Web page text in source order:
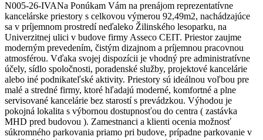
N005-26-IVANa Ponúkam Vám na prenájom reprezentatívne
kancelárske priestory s celkovou výmerou 92,49m2, nachádzajúce
sa v príjemnom prostredí neďaleko Žilinského lesoparku, na
Univerzitnej ulici v budove firmy Asseco CEIT. Priestor zaujme
moderným prevedením, čistým dizajnom a príjemnou pracovnou
atmosférou. Vďaka svojej dispozícii je vhodný pre administratívne
účely, sídlo spoločnosti, poradenské služby, projektové kancelárie
alebo iné podnikateľské aktivity. Priestory sú ideálnou voľbou pre
malé a stredné firmy, ktoré hľadajú moderné, komfortné a plne
servisované kancelárie bez starostí s prevádzkou. Výhodou je
pokojná lokalita s výbornou dostupnosťou do centra ( zastávka
MHD pred budovou ). Zamestnanci a klienti ocenia možnosť
súkromného parkovania priamo pri budove, prípadne parkovanie v